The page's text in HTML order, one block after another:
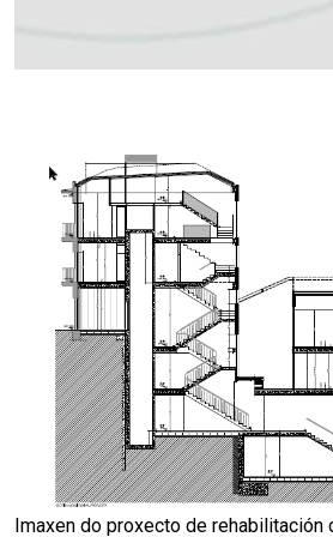
Imaxen do proxecto de rehabilitación